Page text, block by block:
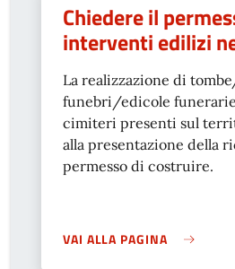
Chiedere il
interventi edilizi
La realizzazione di
funebri/edicole
cimiteri presenti sul
alla presentazione della
permesso di costruire.
VAI ALLA PAGINA